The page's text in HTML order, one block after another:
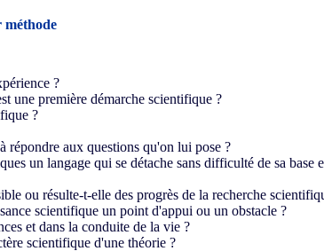
méthode
?
une première démarche scientifique ?
?
répondre aux questions qu'on lui pose ?
un langage qui se détache sans difficulté de sa base
ou résulte-t-elle des progrès de la recherche
scientifique un point d'appui ou un obstacle ?
et dans la conduite de la vie ?
scientifique d'une théorie ?